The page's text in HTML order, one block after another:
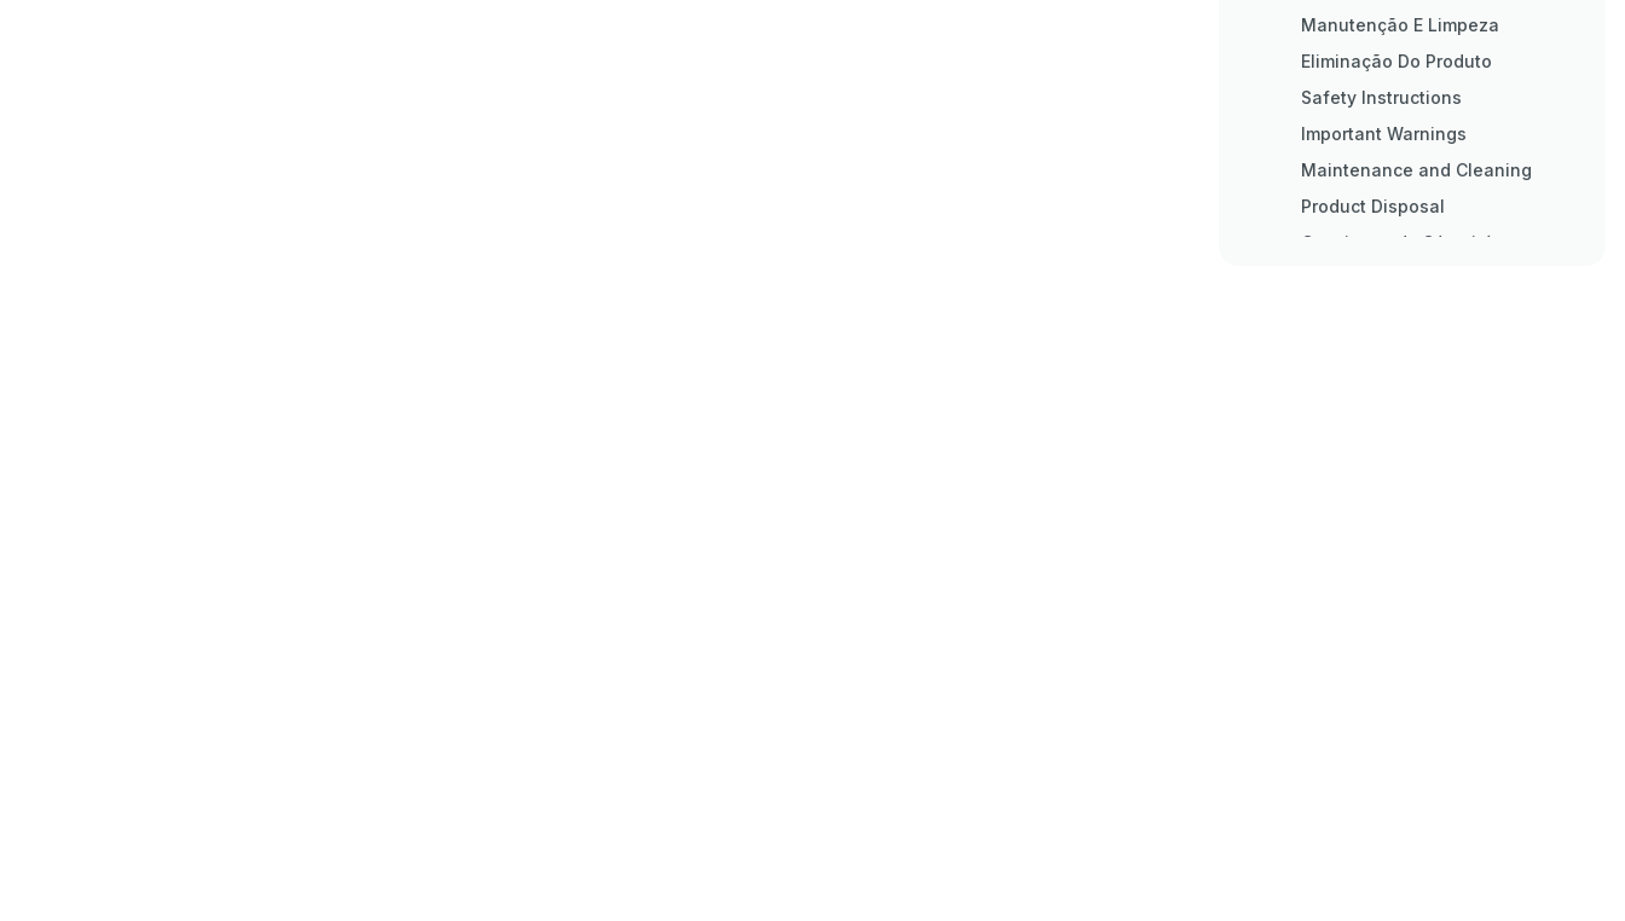
Manutenção E Limpeza
Eliminação Do Produto
Safety Instructions
Important Warnings
Maintenance and Cleaning
Product Disposal
Consignes de Sécurité